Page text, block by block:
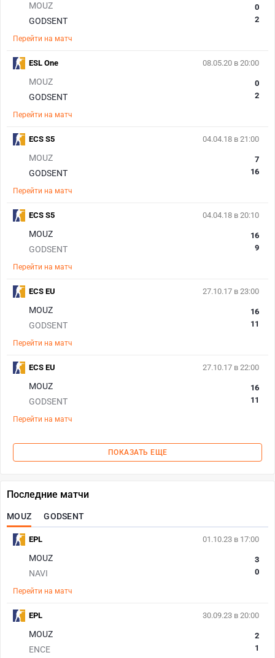
MOUZ
GODSENT
0
2
Перейти на матч
08.05.20 в 20:00
MOUZ
GODSENT
0
2
Перейти на матч
ESL One
04.04.18 в 21:00
MOUZ
GODSENT
7
16
Перейти на матч
ECS S5
04.04.18 в 20:10
MOUZ
GODSENT
16
9
Перейти на матч
ECS S5
27.10.17 в 23:00
MOUZ
GODSENT
16
11
Перейти на матч
ECS EU
27.10.17 в 22:00
MOUZ
GODSENT
16
11
Перейти на матч
ECS EU
ПОКАЗАТЬ ЕЩЕ
Последние матчи
MOUZ GODSENT
01.10.23 в 17:00
MOUZ
NAVI
3
0
Перейти на матч
EPL
30.09.23 в 20:00
MOUZ
ENCE
2
1
EPL